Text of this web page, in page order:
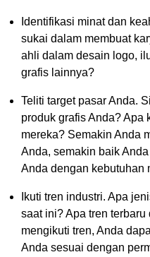
Identifikasi minat dan
sukai dalam membuat
ahli dalam desain logo,
grafis lainnya?
Teliti target pasar Anda.
produk grafis Anda? Apa
mereka? Semakin Anda
Anda, semakin baik
Anda dengan kebutuhan
Ikuti tren industri. Apa
saat ini? Apa tren
mengikuti tren, Anda
Anda sesuai dengan